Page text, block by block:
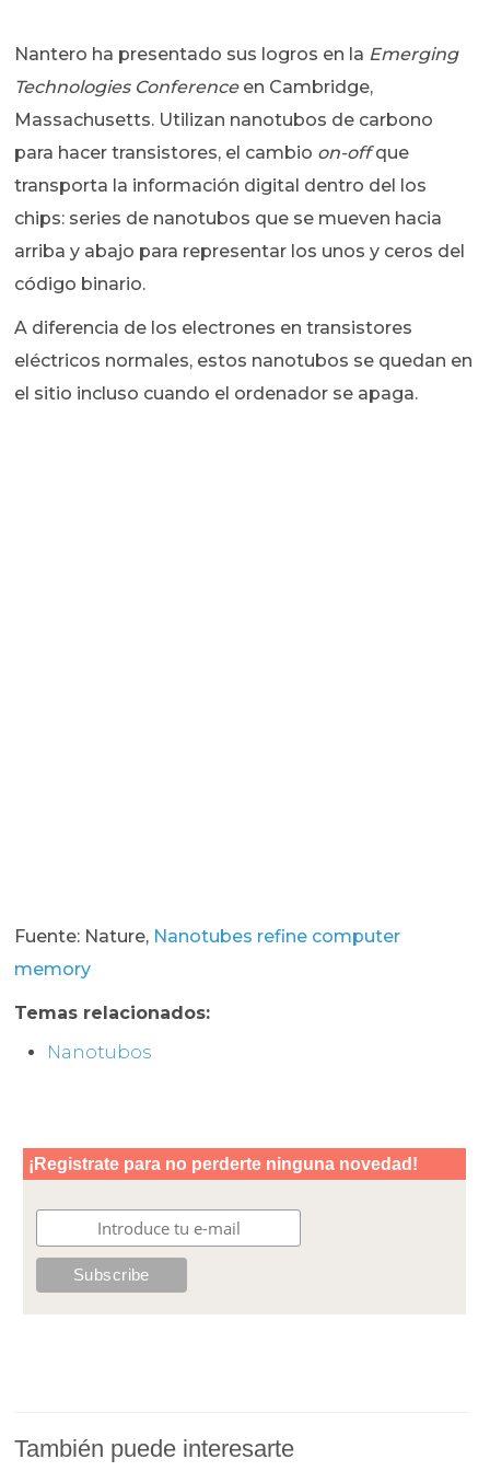
Nantero ha presentado sus logros en la Emerging
Technologies Conferenceen Cambridge,
Massachusetts. Utilizan nanotubos de carbono
para hacer transistores, el cambio on-offque
transporta la información digital dentro del los
chips: series de nanotubos que se mueven hacia
arriba y abajo para representar los unos y ceros del
código binario.
A diferencia de los electrones en transistores
eléctricos normales, estos nanotubos se quedan en
el sitio incluso cuando el ordenador se apaga.
Fuente: Nature, Nanotubes refine computer
memory
Temas relacionados:
Nanotubos
También puede interesarte